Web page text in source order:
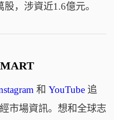
，涉資近1.6億元。
和 YouTube追
市場資訊。想和全球志